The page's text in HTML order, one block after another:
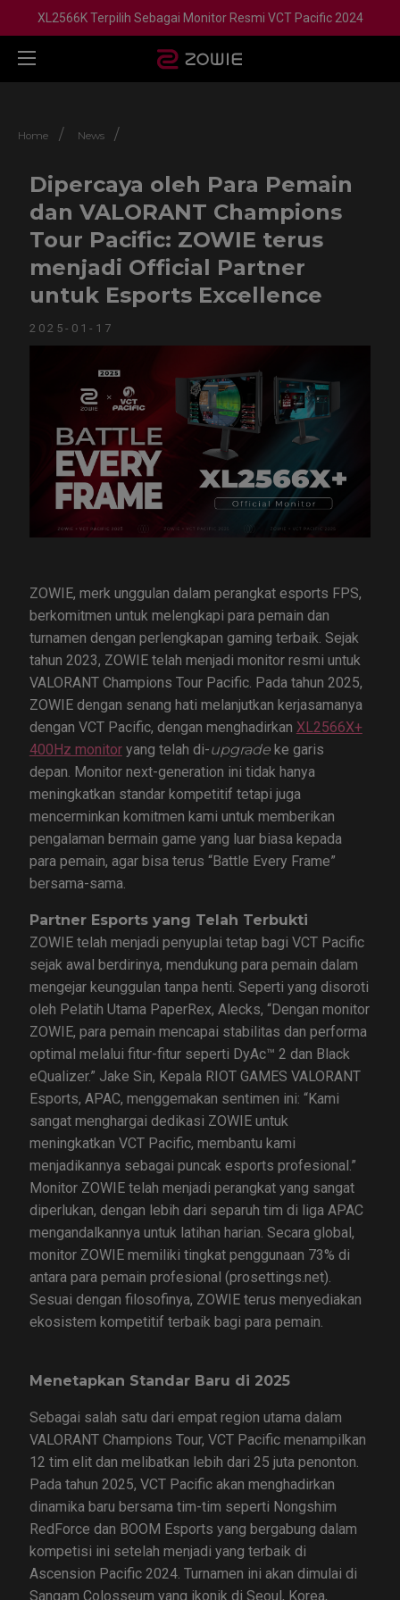
XL2566K Terpilih Sebagai Monitor Resmi VCT Pacific 2024
Home / News /
Dipercaya oleh Para Pemain
dan VALORANT Champions
Tour Pacific: ZOWIE terus
menjadi Official Partner
untuk Esports Excellence
2025-01-17
ZOWIE, merk unggulan dalam perangkat esports FPS,
berkomitmen untuk melengkapi para pemain dan
turnamen dengan perlengkapan gaming terbaik. Sejak
tahun 2023, ZOWIE telah menjadi monitor resmi untuk
VALORANT Champions Tour Pacific. Pada tahun 2025,
ZOWIE dengan senang hati melanjutkan kerjasamanya
dengan VCT Pacific, dengan menghadirkan XL2566X+
400Hz monitoryang telah di-upgrade ke garis
depan. Monitor next-generation ini tidak hanya
meningkatkan standar kompetitif tetapi juga
mencerminkan komitmen kami untuk memberikan
pengalaman bermain game yang luar biasa kepada
para pemain, agar bisa terus “Battle Every Frame”
bersama-sama.
Partner Esports yang Telah Terbukti
ZOWIE telah menjadi penyuplai tetap bagi VCT Pacific
sejak awal berdirinya, mendukung para pemain dalam
mengejar keunggulan tanpa henti. Seperti yang disoroti
oleh Pelatih Utama PaperRex, Alecks, “Dengan monitor
ZOWIE, para pemain mencapai stabilitas dan performa
optimal melalui fitur-fitur seperti DyAc™ 2 dan Black
eQualizer.” Jake Sin, Kepala RIOT GAMES VALORANT
Esports, APAC, menggemakan sentimen ini: “Kami
sangat menghargai dedikasi ZOWIE untuk
meningkatkan VCT Pacific, membantu kami
menjadikannya sebagai puncak esports profesional.”
Monitor ZOWIE telah menjadi perangkat yang sangat
diperlukan, dengan lebih dari separuh tim di liga APAC
mengandalkannya untuk latihan harian. Secara global,
monitor ZOWIE memiliki tingkat penggunaan 73% di
antara para pemain profesional (prosettings.net).
Sesuai dengan filosofinya, ZOWIE terus menyediakan
ekosistem kompetitif terbaik bagi para pemain.
Menetapkan Standar Baru di 2025
Sebagai salah satu dari empat region utama dalam
VALORANT Champions Tour, VCT Pacific menampilkan
12 tim elit dan melibatkan lebih dari 25 juta penonton.
Pada tahun 2025, VCT Pacific akan menghadirkan
dinamika baru bersama tim-tim seperti Nongshim
RedForce dan BOOM Esports yang bergabung dalam
kompetisi ini setelah menjadi yang terbaik di
Ascension Pacific 2024. Turnamen ini akan dimulai di
Sangam Colosseum yang ikonik di Seoul, Korea,